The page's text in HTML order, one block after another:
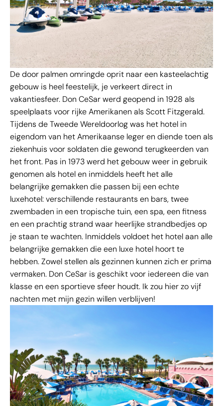
De door palmen omringde oprit naar een kasteelachtig
gebouw is heel feestelijk, je verkeert direct in
vakantiesfeer. Don CeSar werd geopend in 1928 als
speelplaats voor rijke Amerikanen als Scott Fitzgerald.
Tijdens de Tweede Wereldoorlog was het hotel in
eigendom van het Amerikaanse leger en diende toen als
ziekenhuis voor soldaten die gewond terugkeerden van
het front. Pas in 1973 werd het gebouw weer in gebruik
genomen als hotel en inmiddels heeft het alle
belangrijke gemakken die passen bij een echte
luxehotel: verschillende restaurants en bars, twee
zwembaden in een tropische tuin, een spa, een fitness
en een prachtig strand waar heerlijke strandbedjes op
je staan te wachten. Inmiddels voldoet het hotel aan alle
belangrijke gemakken die een luxe hotel hoort te
hebben. Zowel stellen als gezinnen kunnen zich er prima
vermaken. Don CeSar is geschikt voor iedereen die van
klasse en een sportieve sfeer houdt. Ik zou hier zo vijf
nachten met mijn gezin willen verblijven!